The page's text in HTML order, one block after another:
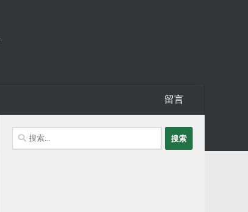
留言
搜
索：